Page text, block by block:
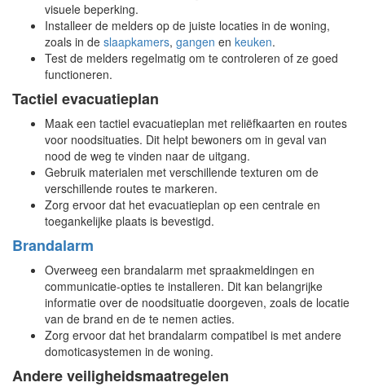
visuele beperking.
Installeer de melders op de juiste locaties in de woning,
zoals in de slaapkamers, gangen en keuken.
Test de melders regelmatig om te controleren of ze goed
functioneren.
Tactiel evacuatieplan
Maak een tactiel evacuatieplan met reliëfkaarten en routes
voor noodsituaties. Dit helpt bewoners om in geval van
nood de weg te vinden naar de uitgang.
Gebruik materialen met verschillende texturen om de
verschillende routes te markeren.
Zorg ervoor dat het evacuatieplan op een centrale en
toegankelijke plaats is bevestigd.
Brandalarm
Overweeg een brandalarm met spraakmeldingen en
communicatie-opties te installeren. Dit kan belangrijke
informatie over de noodsituatie doorgeven, zoals de locatie
van de brand en de te nemen acties.
Zorg ervoor dat het brandalarm compatibel is met andere
domoticasystemen in de woning.
Andere veiligheidsmaatregelen